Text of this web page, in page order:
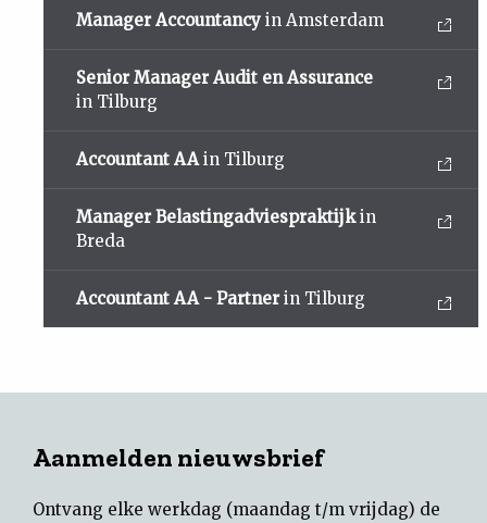
Manager Accountancy in Amsterdam
Senior Manager Audit en Assurance
in Tilburg
Accountant AA in Tilburg
Manager Belastingadviespraktijkin
Breda
Accountant AA - Partner in Tilburg
Aanmelden nieuwsbrief
Ontvang elke werkdag (maandag t/m vrijdag) de